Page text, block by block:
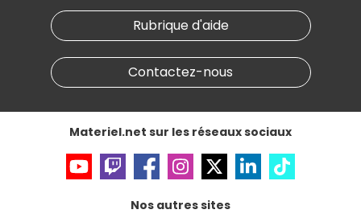
Materiel.net recrute
Notre programme d'affiliation
Partenariat & Sponsoring
Nos marques
Conditions générales de vente
Informations légales
Données personnellesetcookies
Accessibilité : non conforme
Rubrique d'aide
Contactez-nous
Materiel.net sur les réseaux sociaux
Nos autres sites